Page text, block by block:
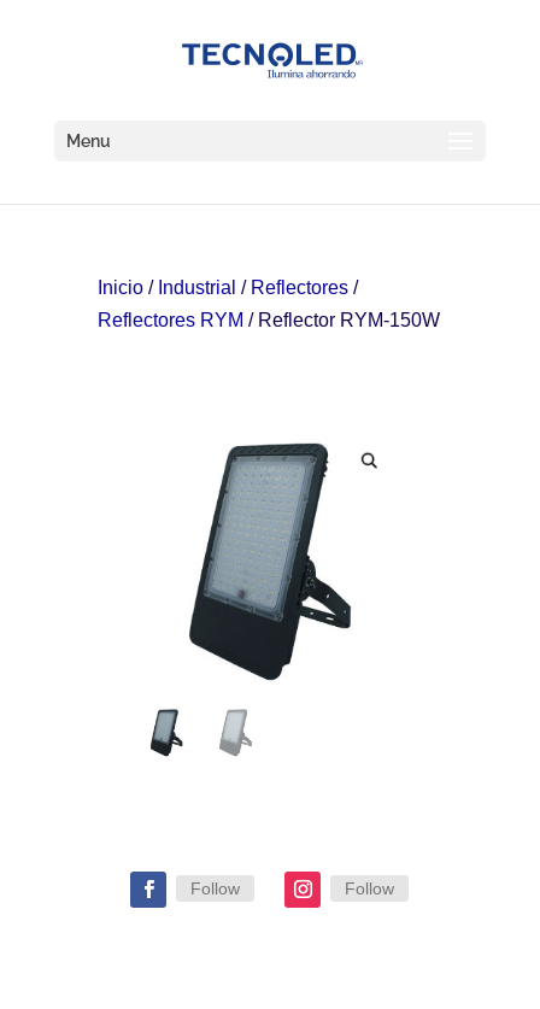
Menu
Inicio/ Industrial / Reflectores/
Reflectores RYM / Reflector RYM-150W
Follow Follow